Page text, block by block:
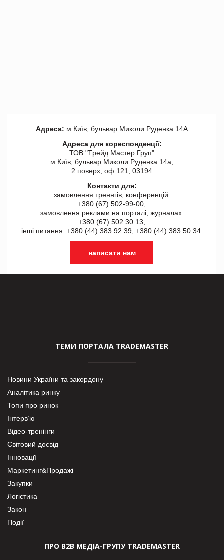
Адреса: м.Київ, бульвар Миколи Руденка 14А
Адреса для кореспонденції:
ТОВ "Tрейд Мастер Груп"
м.Київ, бульвар Миколи Руденка 14а,
2 поверх, оф 121, 03194
Контакти для:
замовлення треннгів, конференцій:
+380 (67) 502-99-00,
замовлення реклами на порталі, журналах:
+380 (67) 502 30 13,
інші питання: +380 (44) 383 92 39, +380 (44) 383 50 34.
написати нам
ТЕМИ ПОРТАЛА TRADEMASTER
Новини України та закордону
Аналітика ринку
Топи про ринок
Інтерв’ю
Відео-тренінги
Світовий досвід
Інновації
Маркетинг&Продажі
Закупки
Логістика
Закон
Події
ПРО В2В МЕДІА-ГРУПУ TRADEMASTER